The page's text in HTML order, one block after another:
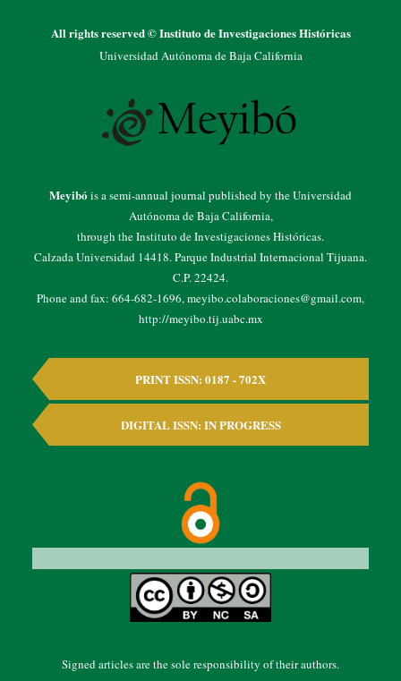
PRINT ISSN: 0187 - 702X
DIGITAL ISSN: IN PROGRESS
All rights reserved © Instituto de Investigaciones Históricas
Universidad Autónoma de Baja California
Meyibóis a semi-annual journal published by the Universidad
Autónoma de Baja California,
through the Instituto de Investigaciones Históricas.
Calzada Universidad 14418. Parque Industrial Internacional Tijuana.
C.P. 22424.
Phone and fax: 664-682-1696, meyibo.colaboraciones@gmail.com,
http://meyibo.tij.uabc.mx
Signed articles are the sole responsibility of their authors.